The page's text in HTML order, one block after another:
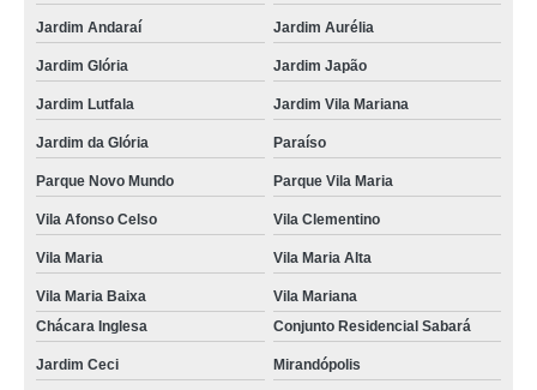
Jardim Andaraí Jardim Aurélia
Jardim Glória Jardim Japão
Jardim Lutfala Jardim Vila Mariana
Jardim da Glória Paraíso
Parque Novo Mundo Parque Vila Maria
Vila Afonso Celso Vila Clementino
Vila Maria Vila Maria Alta
Vila Maria Baixa
Vila Mariana
Chácara Inglesa
Conjunto Residencial Sabará
Jardim Ceci Mirandópolis